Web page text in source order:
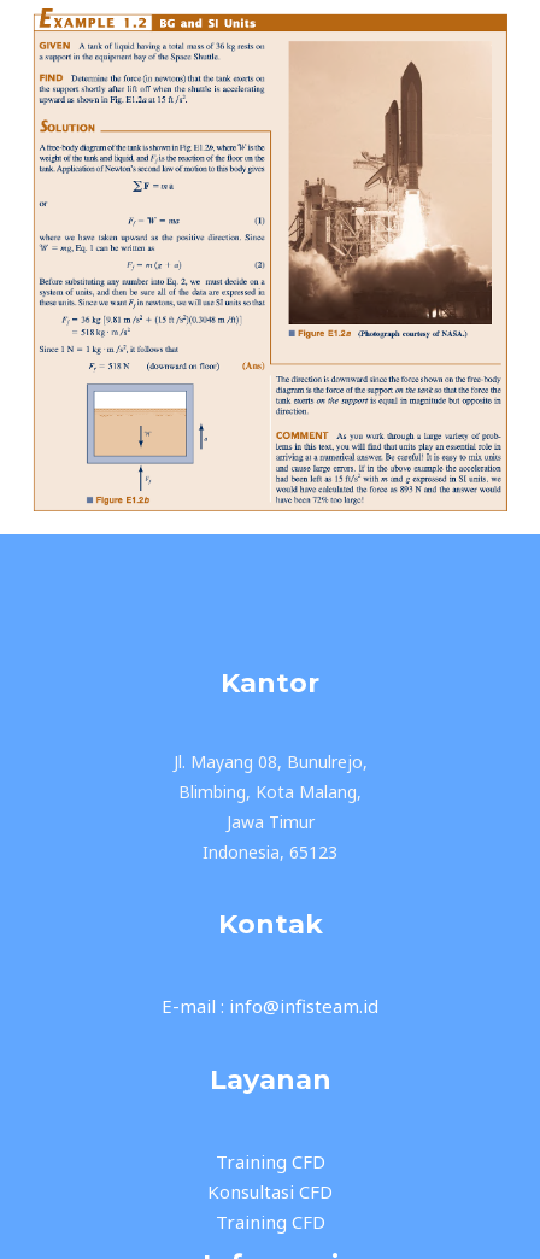
Kantor
Jl. Mayang 08, Bunulrejo,
Blimbing, Kota Malang,
Jawa Timur
Indonesia, 65123
Kontak
E-mail : info@infisteam.id
Layanan
Training CFD
Konsultasi CFD
Training CFD